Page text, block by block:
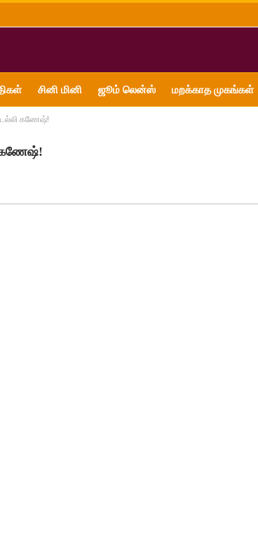
சினி மினி ஜூம் லென்ஸ் மறக்காத முகங்கள்
கணேஷ்!
கணேஷ்!